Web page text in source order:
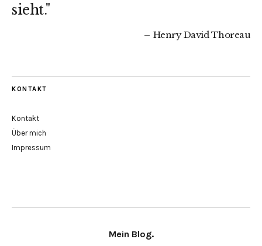
sieht."
Henry David Thoreau
KONTAKT
Kontakt
Über mich
Impressum
Mein Blog.